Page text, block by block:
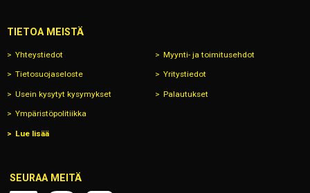
TIETOA MEISTÄ
Yhteystiedot Myynti- ja toimitusehdot
Tietosuojaseloste Yritystiedot
Usein kysytyt kysymykset Palautukset
Ympäristöpolitiikka
Lue lisää
SEURAA MEITÄ